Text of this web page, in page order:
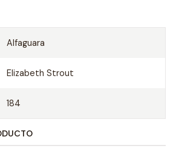
Alfaguara
Elizabeth Strout
184